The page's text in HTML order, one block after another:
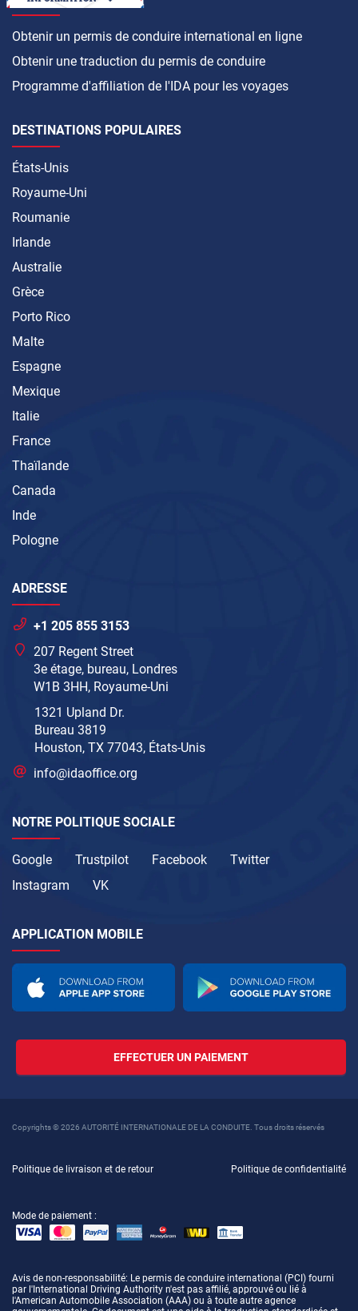
Obtenir un permis de conduire international en ligne
Obtenir une traduction du permis de conduire
Programme d'affiliation de l'IDA pour les voyages
DESTINATIONS POPULAIRES
États-Unis
Royaume-Uni
Roumanie
Irlande
Australie
Grèce
Porto Rico
Malte
Espagne
Mexique
Italie
France
Thaïlande
Canada
Inde
Pologne
ADRESSE
+1 205 855 3153
207 Regent Street
3e étage, bureau, Londres
W1B 3HH, Royaume-Uni
1321 Upland Dr.
Bureau 3819
Houston, TX 77043, États-Unis
info@idaoffice.org
NOTRE POLITIQUE SOCIALE
Google Trustpilot Facebook
Twitter
Instagram
VK
APPLICATION MOBILE
EFFECTUER UN PAIEMENT
Copyrights © 2026 AUTORITÉ INTERNATIONALE DE LA CONDUITE. Tous droits réservés
Politique de livraison et de retour Politique de confidentialité
Mode de paiement :
Avis de non-responsabilité: Le permis de conduire international (PCI) fourni
par l'International Driving Authority n'est pas affilié, approuvé ou lié à
l'American Automobile Association (AAA) ou à toute autre agence